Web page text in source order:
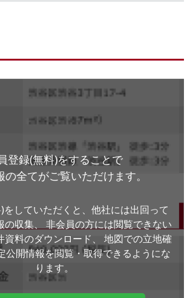
登録(無料)をすることで
の全てがご覧いただけます。
をしていただくと、他社には出回って
収集、
非会員の方には閲覧できない
料のダウンロード、
地図での立地確
公開情報を閲覧・取得できるようにな
ります。